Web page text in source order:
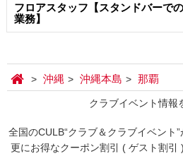
フロアスタッフ【スタンドバーで
業務】
沖縄 沖縄本島 那覇
クラブイベント情報
全国のCULB“クラブ＆クラブイベント
更にお得なクーポン割引 ( ゲスト割引